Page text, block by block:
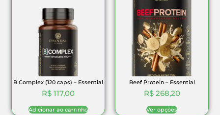
B Complex (120 caps) – Essential
R$ 117,00
Adicionar ao carrinho
Beef Protein – Essential
R$268,20
Ver opções